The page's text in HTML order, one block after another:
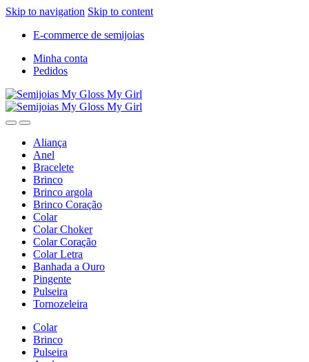
Skip to navigation Skip to content
E-commerce de semijoias
Minha conta
Pedidos
Aliança
Anel
Bracelete
Brinco
Brinco argola
Brinco Coração
Colar
Colar Choker
Colar Coração
Colar Letra
Banhada a Ouro
Pingente
Pulseira
Tornozeleira
Colar
Brinco
Pulseira